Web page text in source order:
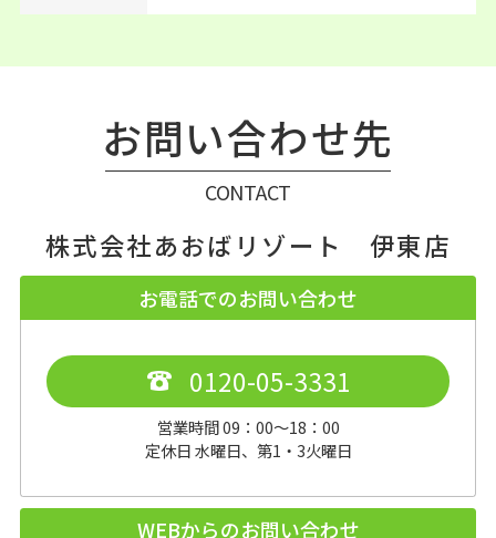
お問い合わせ先
CONTACT
株式会社あおばリゾート 伊東店
お電話でのお問い合わせ
0120-05-3331
営業時間 09：00～18：00
定休日 水曜日、第1・3火曜日
WEBからのお問い合わせ